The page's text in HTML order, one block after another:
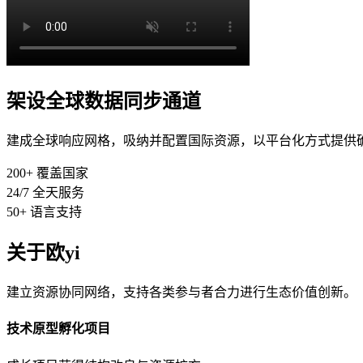
架设全球数据同步通道
建成全球响应网格，吸纳并配置国际资源，以平台化方式提供
200+ 覆盖国家
24/7 全天服务
50+ 语言支持
关于欧yi
建立资源协同网络，支持各类参与者合力进行生态价值创新。
技术原型孵化项目